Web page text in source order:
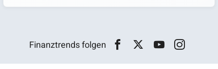
Finanztrends folgen